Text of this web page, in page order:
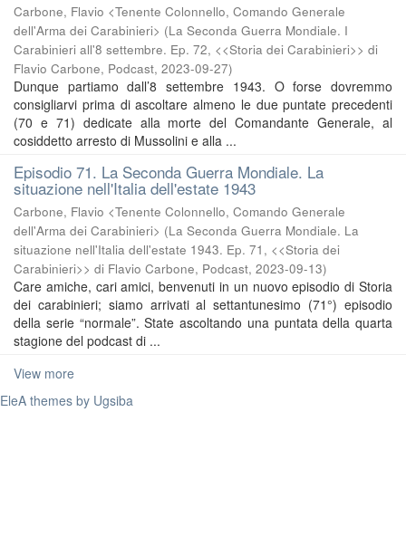
Carbone, Flavio <Tenente Colonnello, Comando Generale
dell'Arma dei Carabinieri> (La Seconda Guerra Mondiale. I
Carabinieri all'8 settembre. Ep. 72, <<Storia dei Carabinieri>> di
Flavio Carbone, Podcast, 2023-09-27)
Dunque partiamo dall’8 settembre 1943. O forse dovremmo
consigliarvi prima di ascoltare almeno le due puntate precedenti
(70 e 71) dedicate alla morte del Comandante Generale, al
cosiddetto arresto di Mussolini e alla ...
Episodio 71. La Seconda Guerra Mondiale. La
situazione nell'Italia dell'estate 1943
Carbone, Flavio <Tenente Colonnello, Comando Generale
dell'Arma dei Carabinieri> (La Seconda Guerra Mondiale. La
situazione nell'Italia dell'estate 1943. Ep. 71, <<Storia dei
Carabinieri>> di Flavio Carbone, Podcast, 2023-09-13)
Care amiche, cari amici, benvenuti in un nuovo episodio di Storia
dei carabinieri; siamo arrivati al settantunesimo (71°) episodio
della serie “normale”. State ascoltando una puntata della quarta
stagione del podcast di ...
View more
EleA themes by Ugsiba